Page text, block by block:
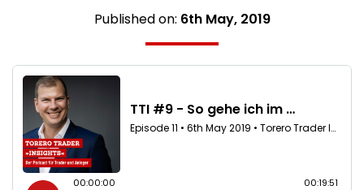
Published on: 6th May, 2019